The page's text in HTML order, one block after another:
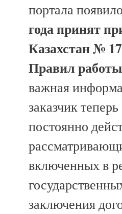
портала
года принят
Казахстан №
Правил
важная
заказчик
постоянно
включенных в
заключения